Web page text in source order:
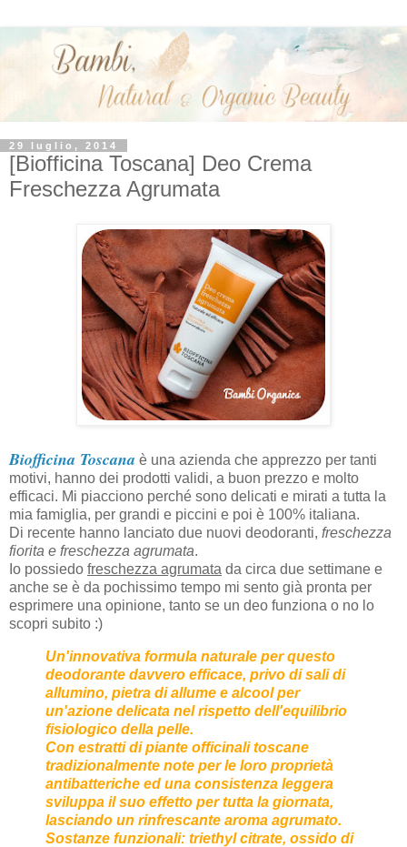
29 luglio, 2014
[Biofficina Toscana] Deo Crema
Freschezza Agrumata
Biofficina Toscana è una azienda che apprezzo per tanti
motivi, hanno dei prodotti validi, a buon prezzo e molto
efficaci. Mi piacciono perché sono delicati e mirati a tutta la
mia famiglia, per grandi e piccini e poi è 100% italiana.
Di recente hanno lanciato due nuovi deodoranti, freschezza
fiorita e freschezza agrumata.
Io possiedo freschezza agrumata da circa due settimane e
anche se è da pochissimo tempo mi sento già pronta per
esprimere una opinione, tanto se un deo funziona o no lo
scopri subito :)
Un'innovativa formula naturale per questo
deodorante davvero efficace, privo di sali di
allumino, pietra di allume e alcool per
un'azione delicata nel rispetto dell'equilibrio
fisiologico della pelle.
Con estratti di piante officinali toscane
tradizionalmente note per le loro proprietà
antibatteriche ed una consistenza leggera
sviluppa il suo effetto per tutta la giornata,
lasciando un rinfrescante aroma agrumato.
Sostanze funzionali: triethyl citrate, ossido di